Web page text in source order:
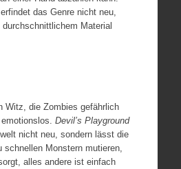
das Genre nicht neu,
Material
Witz, die Zombies gefährlich
Devil’s Playground
nicht neu, sondern lässt die
schnellen Monstern mutieren,
alles andere ist einfach